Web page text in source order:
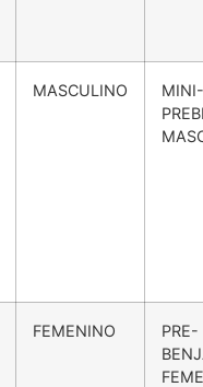
MASCULINO
MINI-
FEMENINO
PRE-